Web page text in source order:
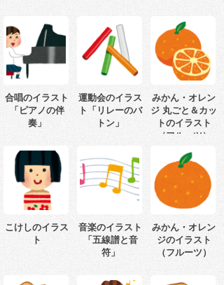
合唱のイラスト
「ピアノの伴
奏」
運動会のイラス
ト「リレーのバ
トン」
みかん・オレン
ジ 丸ごと＆カッ
トのイラスト
（フルーツ）
こけしのイラス
ト
音楽のイラスト
「五線譜と音
符」
みかん・オレン
ジのイラスト
（フルーツ）